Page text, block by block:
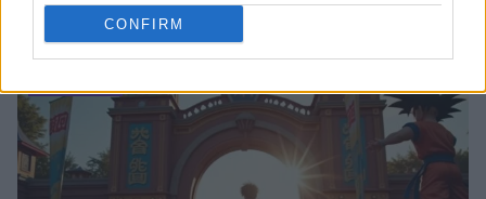
CONFIRM
straordinari
Francesca Lombardi · 10 Ago 2026